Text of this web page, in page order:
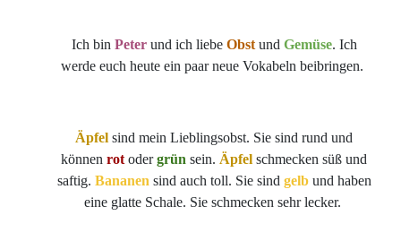
Ich bin Peterund ich liebe Obstund Gemüse. Ich
werde euch heute ein paar neue Vokabeln beibringen.
Äpfel sind mein Lieblingsobst. Sie sind rund und
können rot odergrün sein. Äpfel schmecken süß und
saftig. Bananen sind auch toll. Sie sind gelbund haben
eine glatte Schale. Sie schmecken sehr lecker.